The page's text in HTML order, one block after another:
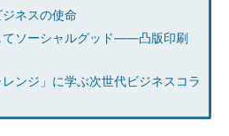
ネスの使命
てソーシャルグッド――凸版印刷
レンジ」に学ぶ次世代ビジネスコラ